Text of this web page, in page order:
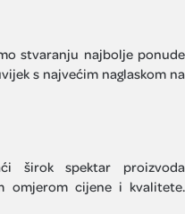
stvaranju najbolje ponude
s najvećim naglaskom na
širok spektar proizvoda
omjerom cijene i kvalitete.